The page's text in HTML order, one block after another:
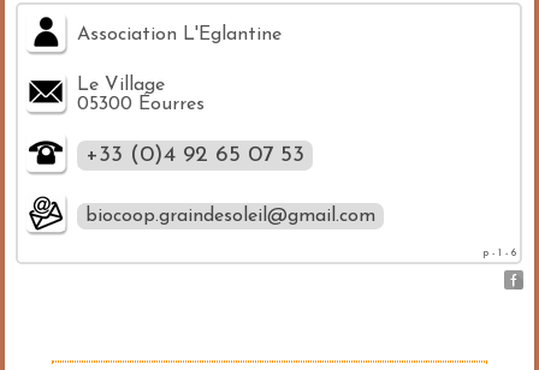
Association L'Eglantine
Le Village
05300 Éourres
+33 (0)4 92 65 07 53
biocoop.graindesoleil@gmail.com
p - 1 - 6